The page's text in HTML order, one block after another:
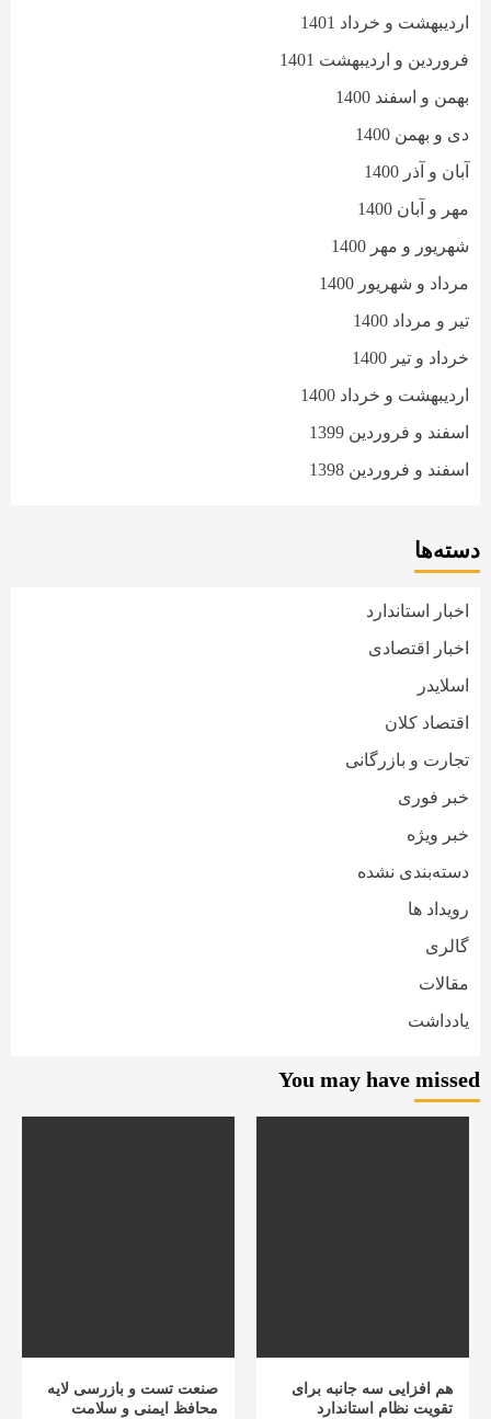
اردیبهشت و خرداد 1401
فروردین و اردیبهشت 1401
بهمن و اسفند 1400
دی و بهمن 1400
آبان و آذر 1400
مهر و آبان 1400
شهریور و مهر 1400
مرداد و شهریور 1400
تیر و مرداد 1400
خرداد و تیر 1400
اردیبهشت و خرداد 1400
اسفند و فروردین 1399
اسفند و فروردین 1398
دسته‌ها
اخبار استاندارد
اخبار اقتصادی
اسلایدر
اقتصاد کلان
تجارت و بازرگانی
خبر فوری
خبر ویژه
دسته‌بندی نشده
رویداد ها
گالری
مقالات
یادداشت
You may have missed
هم افزایی سه جانبه برای
تقویت نظام استاندارد
صنعت تست و بازرسی لایه
محافظ ایمنی و سلامت